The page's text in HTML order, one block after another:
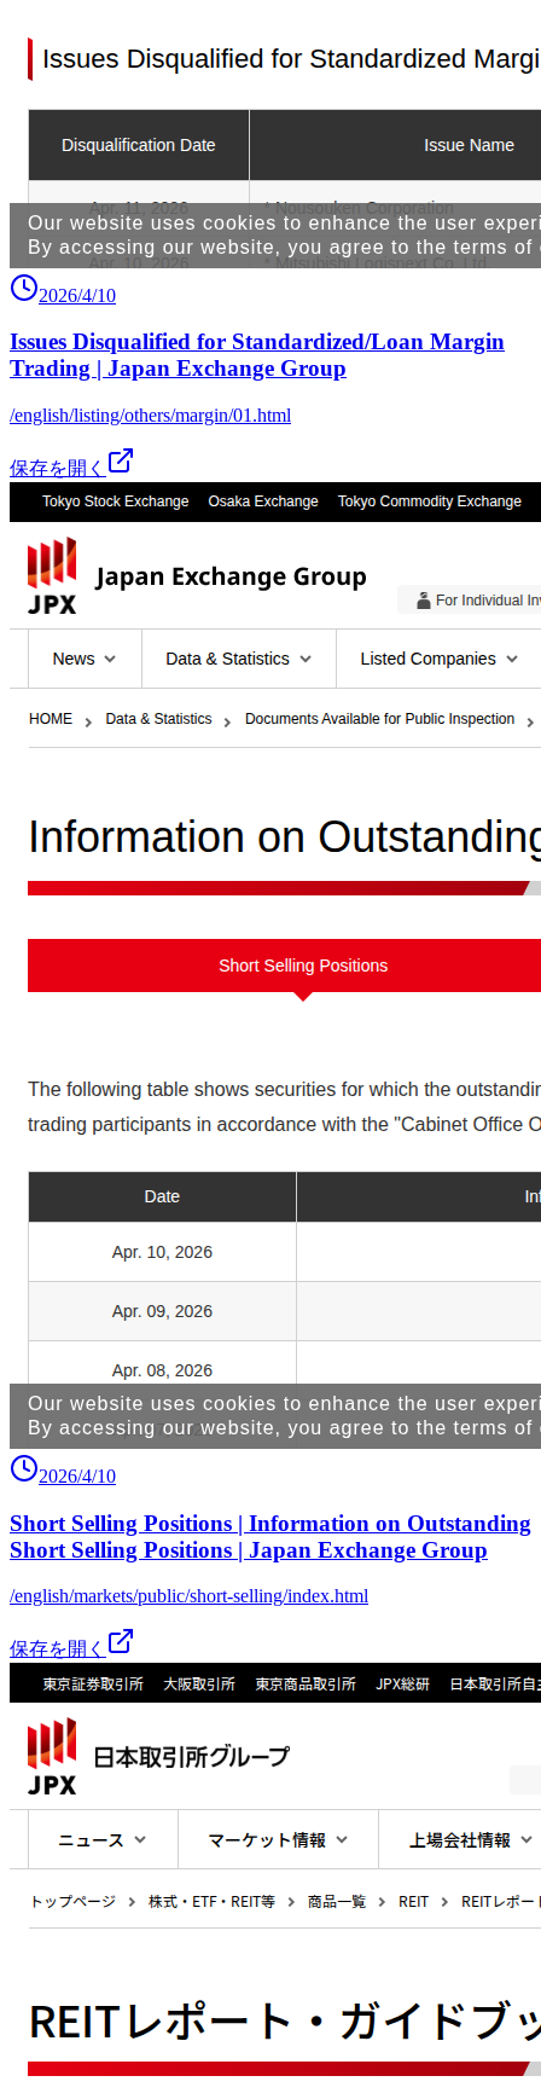
2026/4/10
Issues Disqualified for Standardized/Loan Margin
Trading | Japan Exchange Group
/english/listing/others/margin/01.html
保存を開く
2026/4/10
Short Selling Positions | Information on Outstanding
Short Selling Positions | Japan Exchange Group
/english/markets/public/short-selling/index.html
保存を開く